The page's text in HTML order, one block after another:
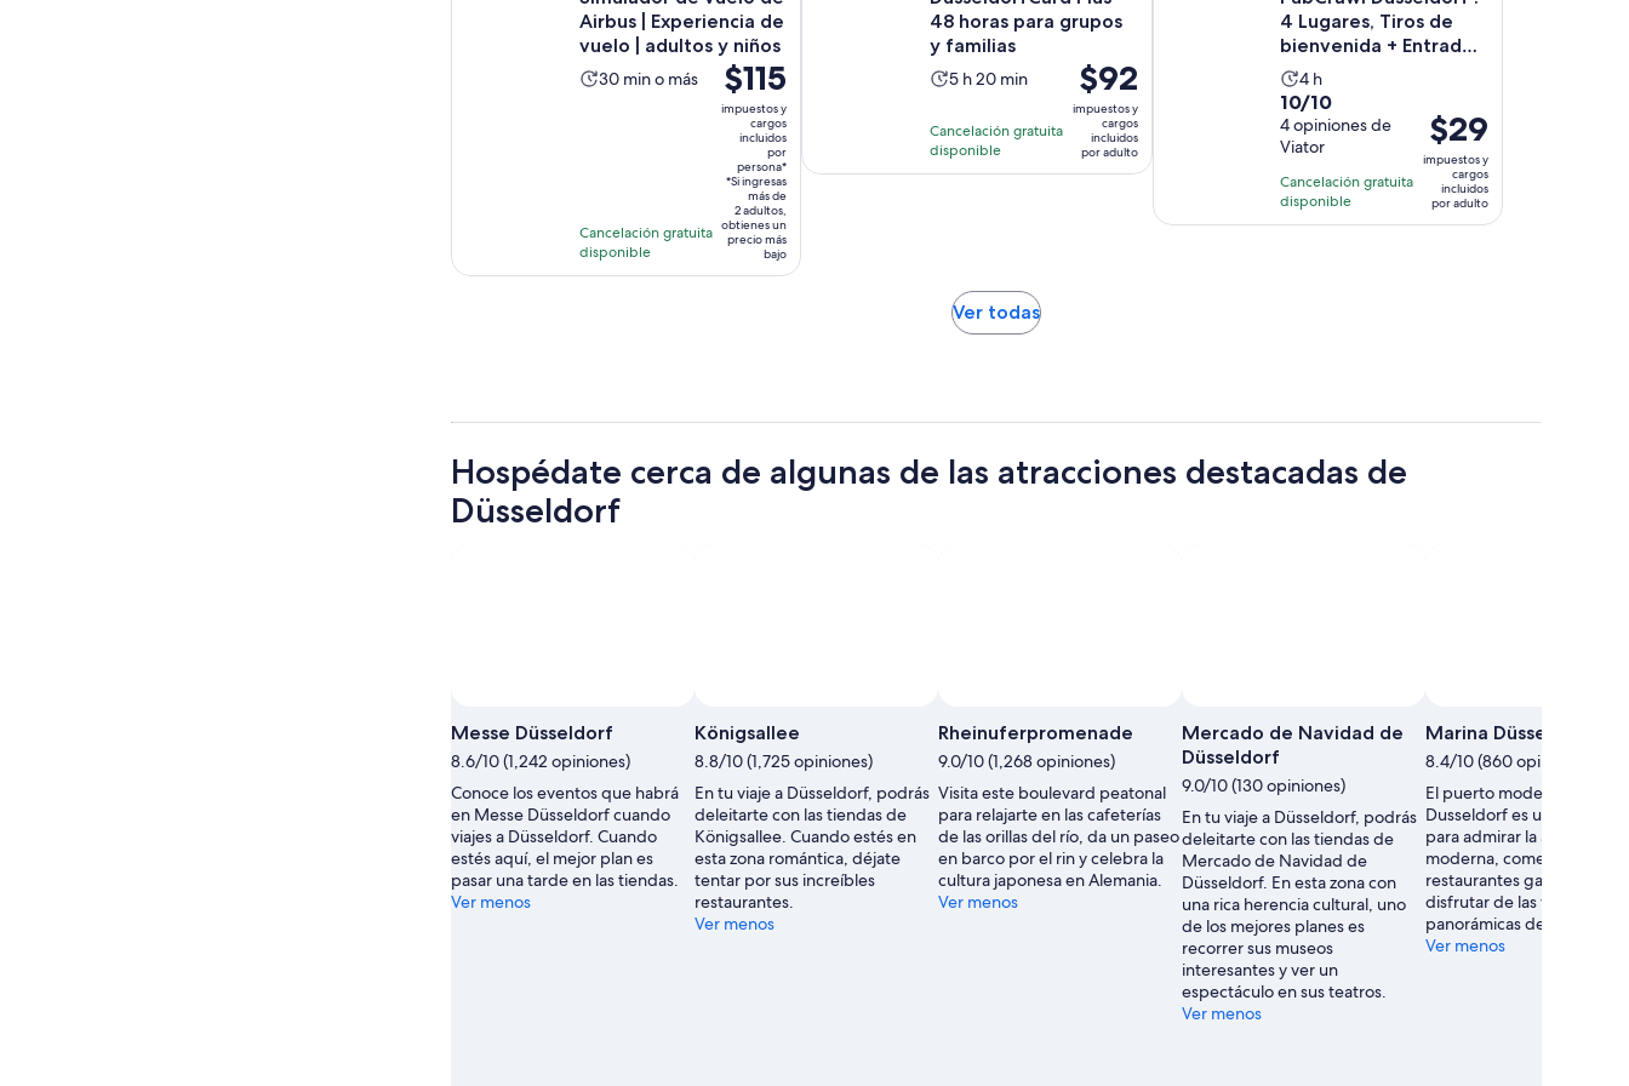
Airbus | Experiencia de
vuelo | adultos y niños
La
30 min o más
Cancelación gratuita
disponible
El
precio
es
de
$115.
por
persona*
$115
impuestos y
cargos
incluidos
por
persona*
*Si ingresas
más de
2 adultos,
obtienes un
precio más
bajo
48 horas para grupos
y familias
La
dura
5
horas
5 h 20 min
Cancelación gratuita
disponible
El
precio
es
de
$92.
$92
impuestos y
cargos
incluidos
por adulto
4 Lugares, Tiros de
bienvenida + Entrada
al club
La
actividad
dura
4
horas
4 h
10.0
de
10
con
4
opiniones
10/10
4 opiniones de
Viator
Cancelación gratuita
disponible
El
precio
es
de
$29.
$29
impuestos y
cargos
incluidos
por adulto
Ver todasSe
Hospédate cerca de algunas de las atracciones destacadas de
Düsseldorf
Messe Düsseldorf
8.6/10 (1,242 opiniones)
Conoce los eventos que habrá
en Messe Düsseldorf cuando
viajes a Düsseldorf. Cuando
estés aquí, el mejor plan es
pasar una tarde en las tiendas.
Ver menos
Königsallee
8.8/10 (1,725 opiniones)
En tu viaje a Düsseldorf, podrás
deleitarte con las tiendas de
Königsallee. Cuando estés en
esta zona romántica, déjate
tentar por sus increíbles
restaurantes.
Ver menos
Rheinuferpromenade
9.0/10 (1,268 opiniones)
Visita este boulevard peatonal
para relajarte en las cafeterías
de las orillas del río, da un paseo
en barco por el rin y celebra la
cultura japonesa en Alemania.
Ver menos
Mercado de Navidad de
Düsseldorf
9.0/10 (130 opiniones)
En tu viaje a Düsseldorf, podrás
deleitarte con las tiendas de
Mercado de Navidad de
Düsseldorf. En esta zona con
una rica herencia cultural, uno
de los mejores planes es
recorrer sus museos
interesantes y ver un
espectáculo en sus teatros.
Ver menos
Marina Düsseldorf
8.4/10 (860 opiniones)
El puerto modernizado de
Dusseldorf es un lugar
para admirar la
moderna, comer en
restaurantes
disfrutar de las vistas
panorámicas de la ciudad.
Ver menos